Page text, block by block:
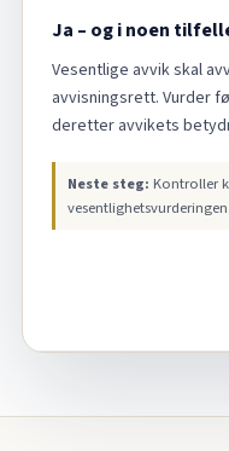
Ja – og i noen
Vesentlige avvik skal
avvisningsrett. Vurder
deretter avvikets
Neste steg: Kontroller
vesentlighetsvurderingen.